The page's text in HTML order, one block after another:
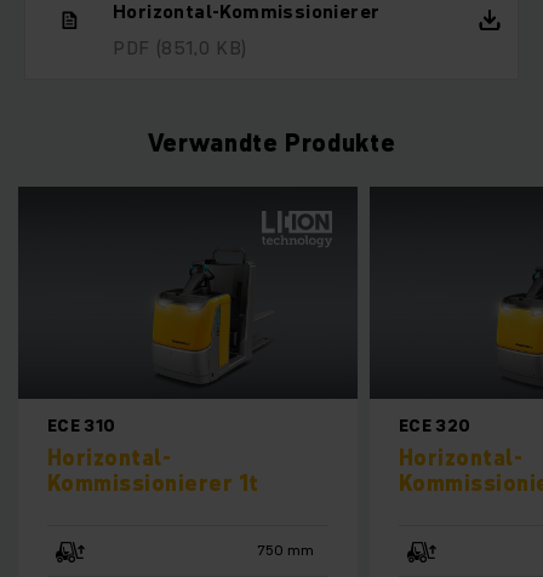
Horizontal-Kommissionierer
PDF (851,0 KB)
Verwandte Produkte
ECE 310
Horizontal-
Kommissionierer 1t
750 mm
ECE 320
Horizontal-